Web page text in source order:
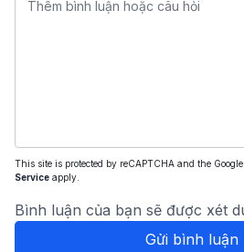
This site is protected by reCAPTCHA and the Google
Service apply.
Bình luận của bạn sẽ được xét
Gửi bình luận